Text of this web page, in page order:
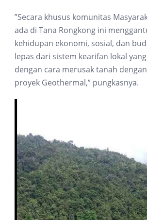
”Secara khusus komunitas
ada di Tana Rongkong ini
kehidupan ekonomi, sosial, dan
lepas dari sistem kearifan lokal
dengan cara merusak tanah
proyek Geothermal,” pungkasnya.